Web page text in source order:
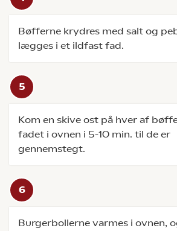
Bøfferne krydres med salt og
lægges i et ildfast fad.
Kom en skive ost på hver af
fadet i ovnen i 5-10 min. til de er
gennemstegt.
Burgerbollerne varmes i ovnen,